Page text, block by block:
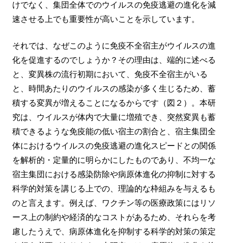
けでなく、集団全体でのウイルスの免疫逃避の進化を減
速させる上でも重要性が高いことを示しています。
それでは、なぜこのように免疫不全宿主がウイルスの進
化を促進するのでしょうか？その理由は、端的に述べる
と、変異株の流行初期において、免疫不全宿主がいる
と、時間あたりのウイルスの感染が多く生じるため、蓄
積する変異が増えることになるからです（図２）。本研
究は、ウイルスが体内で大量に増殖でき、突然変異も蓄
積できるような免疫能の低い宿主の割合と、宿主集団全
体におけるウイルスの免疫逃避の進化スピードとの関係
を解析的・定量的に明らかにしたものであり、不均一な
宿主集団における感染防除や病原体進化の抑制に対する
科学的対策を講じる上での、理論的な枠組みを与えるも
のと言えます。例えば、ワクチン等の医療政策にはリソ
ース上の制約や経済的なコストがあるため、それらを考
慮したうえで、病原体進化を抑制する科学的対策の策定